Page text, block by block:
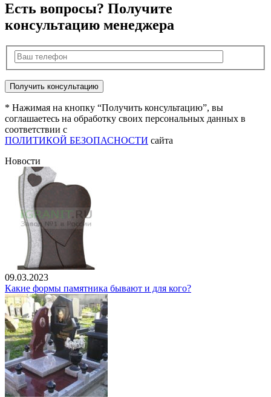
Есть вопросы? Получите
консультацию менеджера
* Нажимая на кнопку “Получить консультацию”, вы
соглашаетесь на обработку своих персональных данных в
соответствии с
ПОЛИТИКОЙ БЕЗОПАСНОСТИ сайта
Новости
09.03.2023
Какие формы памятника бывают и для кого?